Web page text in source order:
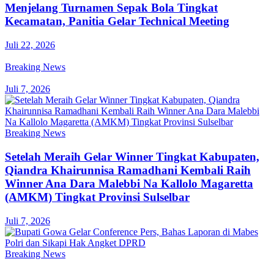
Menjelang Turnamen Sepak Bola Tingkat
Kecamatan, Panitia Gelar Technical Meeting
Juli 22, 2026
Breaking News
Juli 7, 2026
Breaking News
Setelah Meraih Gelar Winner Tingkat Kabupaten,
Qiandra Khairunnisa Ramadhani Kembali Raih
Winner Ana Dara Malebbi Na Kallolo Magaretta
(AMKM) Tingkat Provinsi Sulselbar
Juli 7, 2026
Breaking News